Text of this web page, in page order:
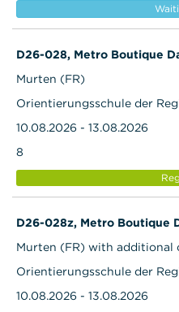
D26-028, Metro Boutique
Murten (FR)
Orientierungsschule der
10.08.2026 - 13.08.2026
8
D26-028z, Metro Boutique
Murten (FR) with additional
Orientierungsschule der
10.08.2026 - 13.08.2026